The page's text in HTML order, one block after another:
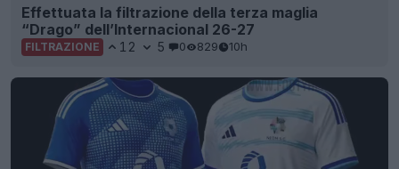
Effettuata la filtrazione della terza maglia
“Drago” dell’Internacional 26-27
FILTRAZIONE 12 5 0 829 10h